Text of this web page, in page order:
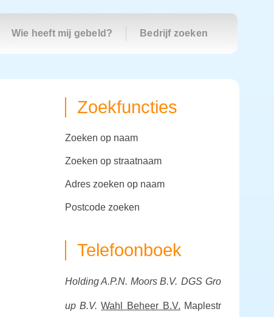
Wie heeft mij gebeld? Bedrijf zoeken
Zoekfuncties
zoeken op naam
zoeken op straatnaam
adres zoeken op naam
postcode zoeken
Telefoonboek
Holding A.P.N. Moors B.V. DGS Gro
up B.V. Wahl Beheer B.V. Maplestr